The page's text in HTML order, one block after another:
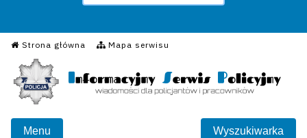
Strona główna Mapa serwisu
Informacyjny Serwis
Menu Wyszukiwarka